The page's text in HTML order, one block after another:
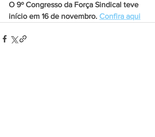
O 9º Congresso da Força Sindical teve
início em 16 de novembro. Confira aqui